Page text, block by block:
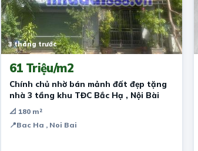
3 tháng trước
61 Triệu/m2
Chính chủ nhờ bán mảnh đất đẹp tặng
nhà 3 tầng khu TĐC Bắc Hạ , Nội Bài
📐 180 m²
📍Bac Ha , Noi Bai